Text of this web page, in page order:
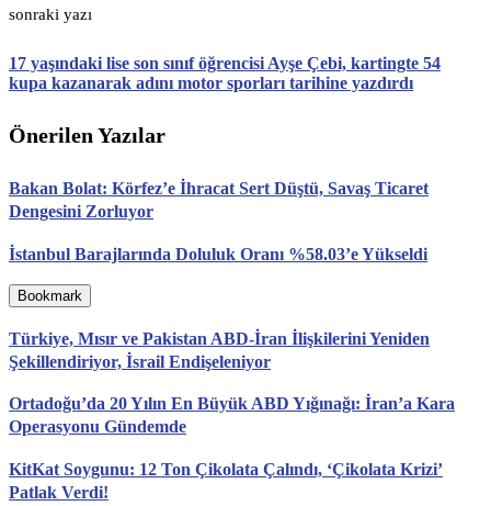
sonraki yazı
17 yaşındaki lise son sınıf öğrencisi Ayşe Çebi, kartingte 54
kupa kazanarak adını motor sporları tarihine yazdırdı
Önerilen Yazılar
Bakan Bolat: Körfez’e İhracat Sert Düştü, Savaş Ticaret
Dengesini Zorluyor
İstanbul Barajlarında Doluluk Oranı %58.03’e Yükseldi
Bookmark
Türkiye, Mısır ve Pakistan ABD-İran İlişkilerini Yeniden
Şekillendiriyor, İsrail Endişeleniyor
Ortadoğu’da 20 Yılın En Büyük ABD Yığınağı: İran’a Kara
Operasyonu Gündemde
KitKat Soygunu: 12 Ton Çikolata Çalındı, ‘Çikolata Krizi’
Patlak Verdi!